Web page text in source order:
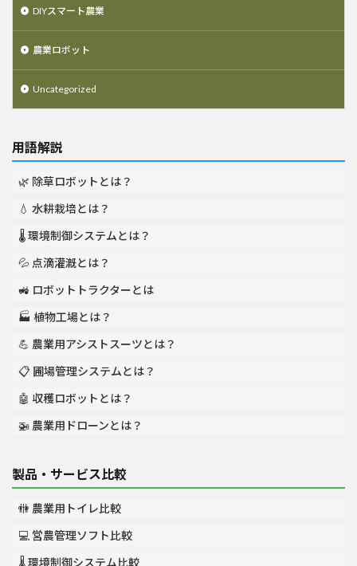
DIYスマート農業
農業ロボット
Uncategorized
用語解説
🌿 除草ロボットとは？
💧 水耕栽培とは？
🌡️ 環境制御システムとは？
💦 点滴灌漑とは？
🚜 ロボットトラクターとは
🏭 植物工場とは？
💪 農業用アシストスーツとは？
📋 圃場管理システムとは？
🤖 収穫ロボットとは？
🚁 農業用ドローンとは？
製品・サービス比較
🚻 農業用トイレ比較
💻 営農管理ソフト比較
🌡️ 環境制御システム比較